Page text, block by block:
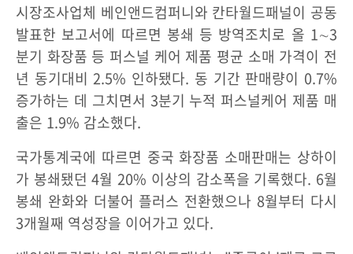
시장조사업체 베인앤드컴퍼니와 칸타월드패널이 공동
발표한 보고서에 따르면 봉쇄 등 방역조치로 올 1∼3
분기 화장품 등 퍼스널 케어 제품 평균 소매 가격이 전
년 동기대비 2.5% 인하됐다. 동 기간 판매량이 0.7%
증가하는 데 그치면서 3분기 누적 퍼스널케어 제품 매
출은 1.9% 감소했다.
국가통계국에 따르면 중국 화장품 소매판매는 상하이
가 봉쇄됐던 4월 20% 이상의 감소폭을 기록했다. 6월
봉쇄 완화와 더불어 플러스 전환했으나 8월부터 다시
3개월째 역성장을 이어가고 있다.